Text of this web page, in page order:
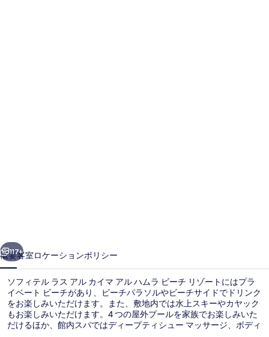
ア
ル
カ
イ
マ
117+
概要客室ロケーションポリシー
ソフィテル ラス アル カイマ アル ハムラ ビーチ リゾートにはプラ
イベート ビーチがあり、ビーチパラソルやビーチサイドでドリンク
をお楽しみいただけます。また、敷地内では水上スキーやカヤック
もお楽しみいただけます。4 つの屋外プールを家族でお楽しみいた
だけるほか、館内スパではディープティシュー マッサージ、ボディ